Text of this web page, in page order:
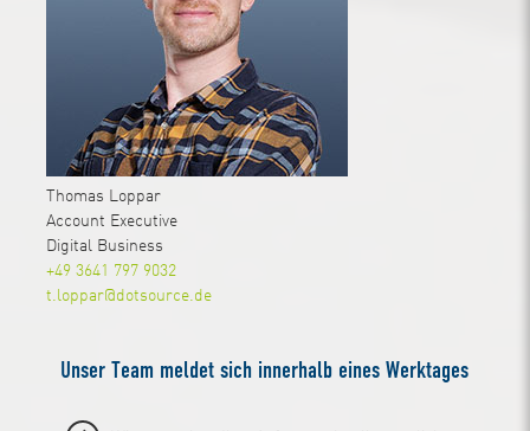
Thomas Loppar
Account Executive
Digital Business
+49 3641 797 9032
t.loppar@dotsource.de
Unser Team meldet sich innerhalb eines Werktages